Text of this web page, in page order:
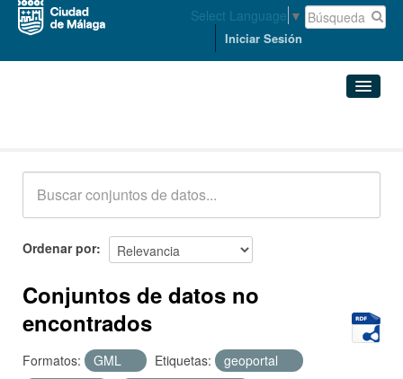
Select Language ▼
Iniciar Sesión
Acerca de
Ordenar por
Conjuntos de datos no
encontrados
Formatos: GML Etiquetas:
geoportal